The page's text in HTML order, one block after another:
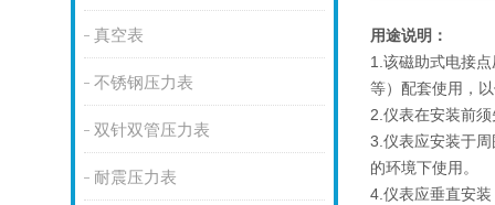
真空表
不锈钢压力表
双针双管压力表
耐震压力表
用途说明：
1.该磁助式电接
等）配套使用，
2.仪表在安装前
3.仪表应安装于
的环境下使用。
4.仪表应垂直安